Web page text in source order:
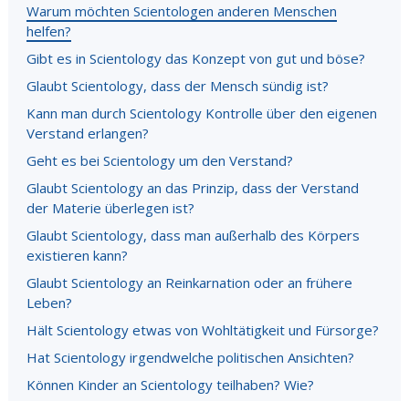
Warum möchten Scientologen anderen Menschen
helfen?
Gibt es in Scientology das Konzept von gut und böse?
Glaubt Scientology, dass der Mensch sündig ist?
Kann man durch Scientology Kontrolle über den eigenen
Verstand erlangen?
Geht es bei Scientology um den Verstand?
Glaubt Scientology an das Prinzip, dass der Verstand
der Materie überlegen ist?
Glaubt Scientology, dass man außerhalb des Körpers
existieren kann?
Glaubt Scientology an Reinkarnation oder an frühere
Leben?
Hält Scientology etwas von Wohltätigkeit und Fürsorge?
Hat Scientology irgendwelche politischen Ansichten?
Können Kinder an Scientology teilhaben? Wie?